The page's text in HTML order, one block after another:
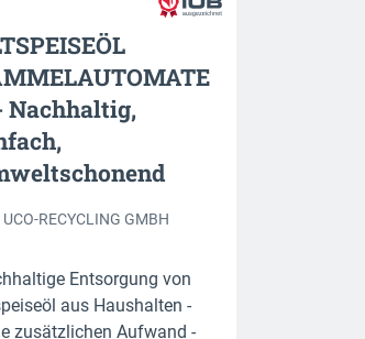
Nachhaltig,
UCO-RECYCLING GMBH
Entsorgung von
aus Haushalten -
zusätzlichen Aufwand -